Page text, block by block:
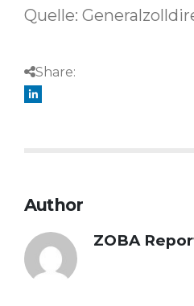
Quelle:
Share:
Author
ZOBA